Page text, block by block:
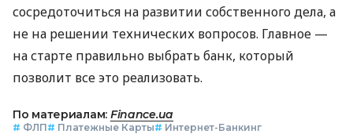
сосредоточиться на развитии собственного дела, а
не на решении технических вопросов. Главное —
на старте правильно выбрать банк, который
позволит все это реализовать.
По материалам: Finance.ua
# ФЛП# Платежные Карты# Интернет-Банкинг